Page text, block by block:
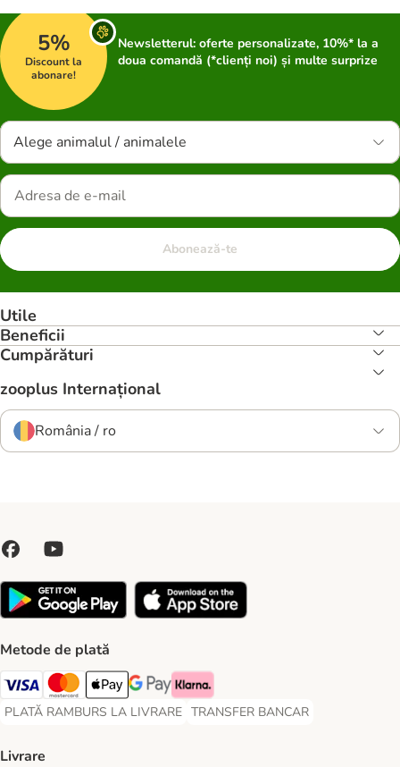
5%
Discount la
abonare!
Newsletterul: oferte personalizate, 10%* la a
doua comandă (*clienți noi) și multe surprize
Alege animalul / animalele
Abonează-te
Utile
Beneficii
Cumpărături
zooplus Internațional
România / ro
Metode de plată
Visa Payment Method
Master Card Payment Method
Apple Pay Payment Method
Google Pay Payment Method
Klarna Payment Method
PLATĂ RAMBURS LA LIVRARE
PLATĂ RAMBURS LA LIVRARE Payment Method
TRANSFER BANCAR
TRANSFER BANCAR Payment
Livrare